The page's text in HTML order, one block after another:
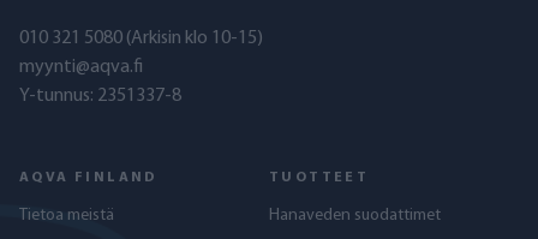
010 321 5080 (Arkisin klo 10-15)
myynti@aqva.fi
Y-tunnus: 2351337-8
AQVA FINLAND
Tietoa meistä
TUOTTEET
Hanaveden suodattimet